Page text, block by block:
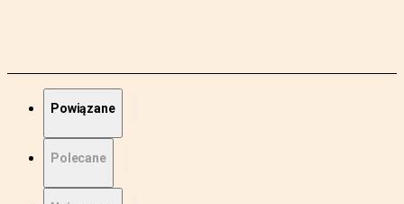
Powiązane
Polecane